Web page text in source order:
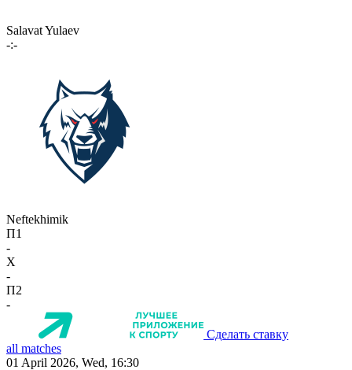
Salavat Yulaev
-:-
Neftekhimik
П1
-
X
-
П2
-
Сделать ставку
all matches
01 April 2026, Wed, 16:30